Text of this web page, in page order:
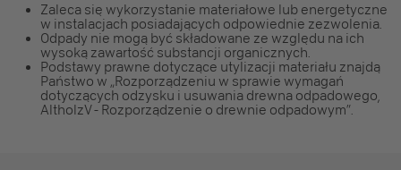
Zaleca się wykorzystanie materiałowe lub energetyczne
w instalacjach posiadających odpowiednie zezwolenia.
Odpady nie mogą być składowane ze względu na ich
wysoką zawartość substancji organicznych.
Podstawy prawne dotyczące utylizacji materiału znajdą
Państwo w „Rozporządzeniu w sprawie wymagań
dotyczących odzysku i usuwania drewna odpadowego,
AltholzV - Rozporządzenie o drewnie odpadowym”.